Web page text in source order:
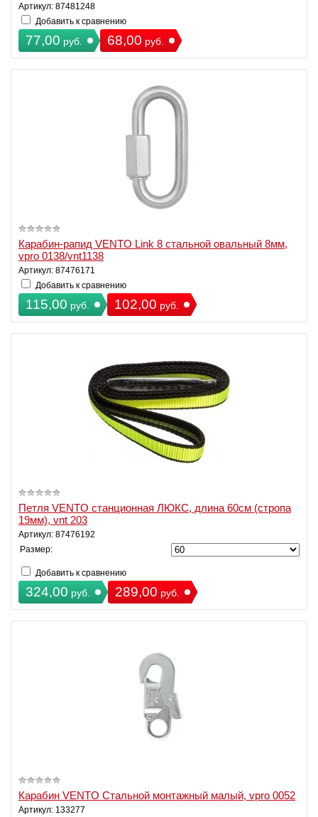
Артикул: 87481248
Добавить к сравнению
77,00 руб. 68,00 руб.
Карабин-рапид VENTO Link 8 стальной овальный 8мм,
vpro 0138/vnt1138
Артикул: 87476171
Добавить к сравнению
115,00 руб. 102,00 руб.
Петля VENTO станционная ЛЮКС, длина 60см (стропа
19мм), vnt 203
Артикул: 87476192
Размер:
Добавить к сравнению
324,00 руб. 289,00 руб.
Карабин VENTO Стальной монтажный малый, vpro 0052
Артикул: 133277